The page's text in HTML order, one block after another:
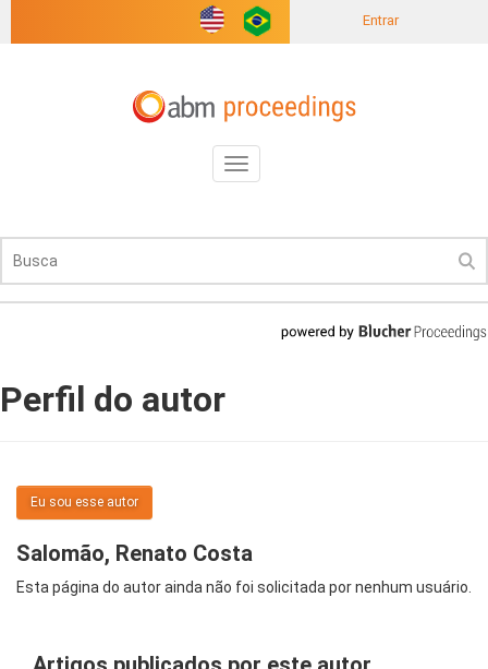
Entrar
Toggle
navigation
Perfil do autor
Eu sou esse autor
Salomão, Renato Costa
Esta página do autor ainda não foi solicitada por nenhum usuário.